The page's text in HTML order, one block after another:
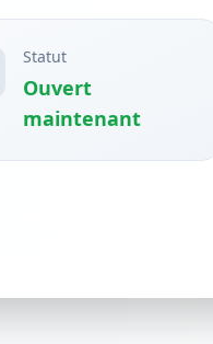
Statut
Ouvert
maintenant